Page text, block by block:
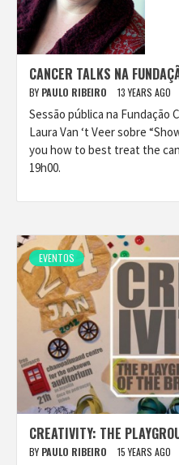
CANCER TALKS NA
BY PAULO RIBEIRO 13 YEARS AGO
Sessão pública na Fundação
Laura Van ‘t Veer sobre
you how to best treat the
19h00.
EVENTOS
CREATIVITY: THE
BY PAULO RIBEIRO 15 YEARS AGO